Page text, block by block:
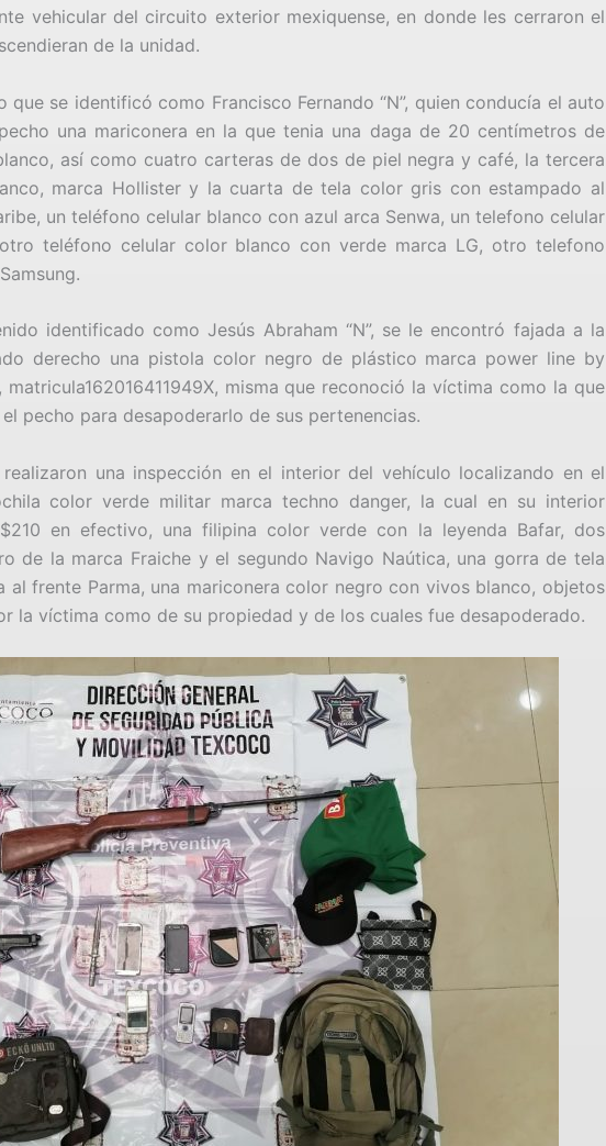
vehicular del circuito exterior mexiquense, en donde les cerraron el
de la unidad.
que se identificó como Francisco Fernando “N”, quien conducía el auto
una mariconera en la que tenia una daga de 20 centímetros de
así como cuatro carteras de dos de piel negra y café, la tercera
marca Hollister y la cuarta de tela color gris con estampado al
un teléfono celular blanco con azul arca Senwa, un telefono celular
teléfono celular color blanco con verde marca LG, otro telefono
identificado como Jesús Abraham “N”, se le encontró fajada a la
derecho una pistola color negro de plástico marca power line by
misma que reconoció la víctima como la que
pecho para desapoderarlo de sus pertenencias.
una inspección en el interior del vehículo localizando en el
color verde militar marca techno danger, la cual en su interior
en efectivo, una filipina color verde con la leyenda Bafar, dos
de la marca Fraiche y el segundo Navigo Naútica, una gorra de tela
al frente Parma, una mariconera color negro con vivos blanco, objetos
la víctima como de su propiedad y de los cuales fue desapoderado.